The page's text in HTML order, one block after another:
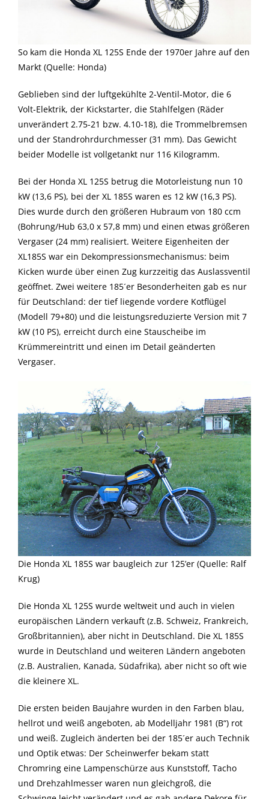
So kam die Honda XL 125S Ende der 1970er Jahre auf den
Markt (Quelle: Honda)
Geblieben sind der luftgekühlte 2-Ventil-Motor, die 6
Volt-Elektrik, der Kickstarter, die Stahlfelgen (Räder
unverändert 2.75-21 bzw. 4.10-18), die Trommelbremsen
und der Standrohrdurchmesser (31 mm). Das Gewicht
beider Modelle ist vollgetankt nur 116 Kilogramm.
Bei der Honda XL 125S betrug die Motorleistung nun 10
kW (13,6 PS), bei der XL 185S waren es 12 kW (16,3 PS).
Dies wurde durch den größeren Hubraum von 180 ccm
(Bohrung/Hub 63,0 x 57,8 mm) und einen etwas größeren
Vergaser (24 mm) realisiert. Weitere Eigenheiten der
XL185S war ein Dekompressionsmechanismus: beim
Kicken wurde über einen Zug kurzzeitig das Auslassventil
geöffnet. Zwei weitere 185´er Besonderheiten gab es nur
für Deutschland: der tief liegende vordere Kotflügel
(Modell 79+80) und die leistungsreduzierte Version mit 7
kW (10 PS), erreicht durch eine Stauscheibe im
Krümmereintritt und einen im Detail geänderten
Vergaser.
Die Honda XL 185S war baugleich zur 125’er (Quelle: Ralf
Krug)
Die Honda XL 125S wurde weltweit und auch in vielen
europäischen Ländern verkauft (z.B. Schweiz, Frankreich,
Großbritannien), aber nicht in Deutschland. Die XL 185S
wurde in Deutschland und weiteren Ländern angeboten
(z.B. Australien, Kanada, Südafrika), aber nicht so oft wie
die kleinere XL.
Die ersten beiden Baujahre wurden in den Farben blau,
hellrot und weiß angeboten, ab Modelljahr 1981 (B“) rot
und weiß. Zugleich änderten bei der 185´er auch Technik
und Optik etwas: Der Scheinwerfer bekam statt
Chromring eine Lampenschürze aus Kunststoff, Tacho
und Drehzahlmesser waren nun gleichgroß, die